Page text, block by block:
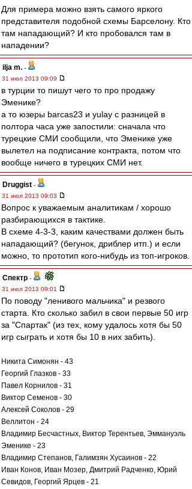
Для примера можно взять самого яркого
представителя подобной схемы Барселону. Кто
там нападающий? И кто пробовался там в
нападении?
ilja m. -
31 июл 2013 09:09
в турции то пишут чего то про продажу
Эменике?
а то юзеры barcas23 и yulay с разницей в
полтора часа уже запостили: сначала что
турецкие СМИ сообщили, что Эменике уже
вылетел на подписание контракта, потом что
вообще ничего в турецких СМИ нет.
Druggist -
31 июл 2013 09:03
Вопрос к уважаемым аналитикам / хорошо
разбирающихся в тактике.
В схеме 4-3-3, каким качествами должен быть
нападающий? (бегунок, дриблер итп.) и если
можно, то прототип кого-нибудь из топ-игроков.
Спектр -
31 июл 2013 09:01
По поводу "ленивого мальчика" и резвого
старта. Кто сколько забил в свои первые 50 игр
за "Спартак" (из тех, кому удалось хотя бы 50
игр сыграть и хотя бы 10 в них забить).
Никита Симонян - 43
Георгий Глазков - 33
Павел Корнилов - 31
Виктор Семенов - 30
Алексей Соколов - 29
Веллитон - 24
Владимир Бесчастных, Виктор Терентьев, Эммануэль
Эменике - 23
Владимир Степанов, Галимзян Хусаинов - 22
Иван Конов, Иван Мозер, Дмитрий Радченко, Юрий
Севидов, Георгий Ярцев - 21